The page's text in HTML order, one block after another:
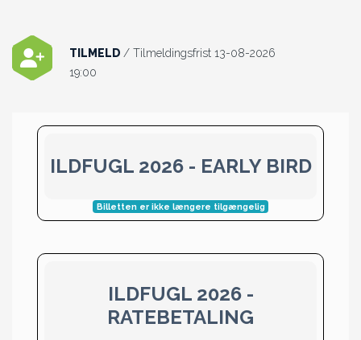
TILMELD / Tilmeldingsfrist 13-08-2026
19:00
ILDFUGL 2026 - EARLY BIRD
Billetten er ikke længere tilgængelig
ILDFUGL 2026 -
RATEBETALING